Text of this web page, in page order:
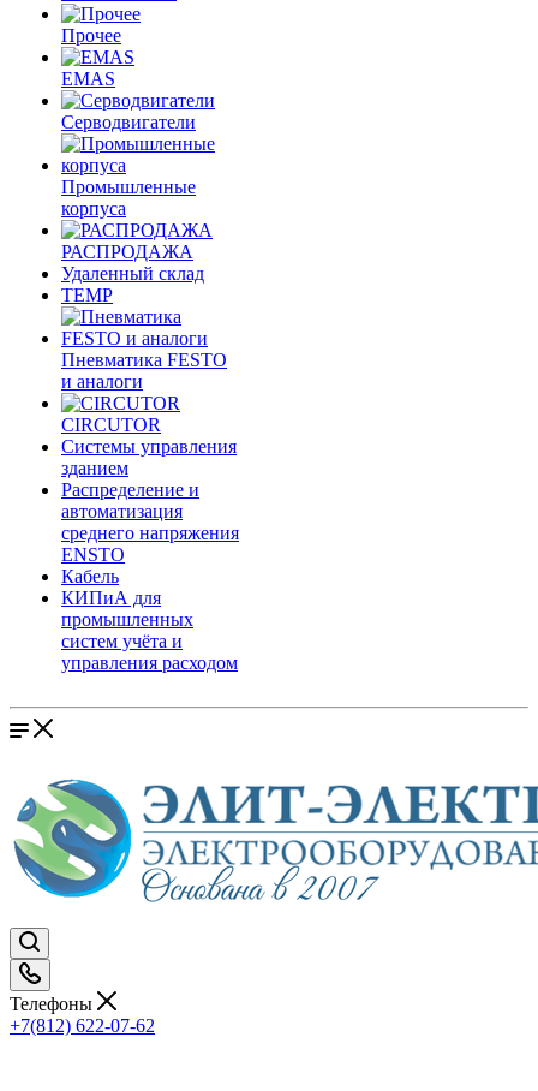
Прочее
EMAS
Cерводвигатели
Промышленные
корпуса
РАСПРОДАЖА
Удаленный склад
TEMP
Пневматика FESTO
и аналоги
CIRCUTOR
Системы управления
зданием
Распределение и
автоматизация
среднего напряжения
ENSTO
Кабель
КИПиА для
промышленных
систем учёта и
управления расходом
Телефоны
+7(812) 622-07-62